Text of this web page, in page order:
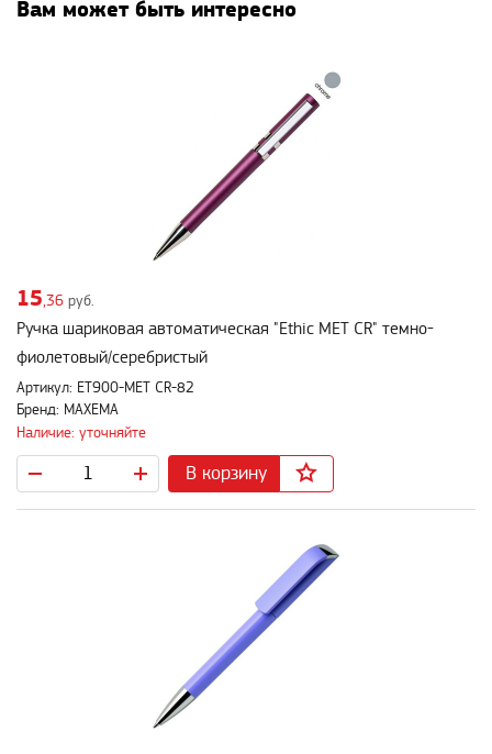
Вам может быть интересно
15,36 руб.
Ручка шариковая автоматическая "Ethic MET CR" темно-
фиолетовый/серебристый
Артикул: ET900-MET CR-82
Бренд: MAXEMA
Наличие: уточняйте
В корзину